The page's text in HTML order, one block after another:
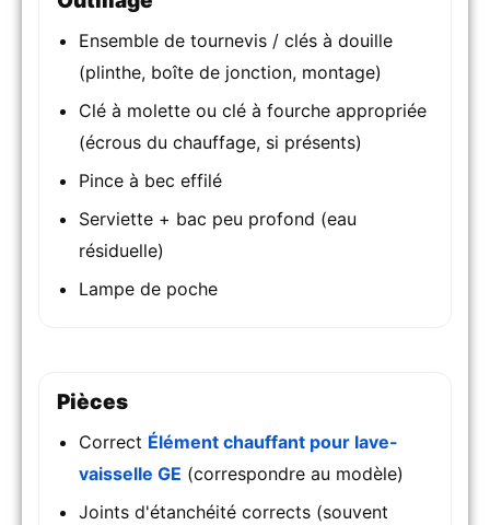
Ensemble de tournevis / clés à douille
(plinthe, boîte de jonction, montage)
Clé à molette ou clé à fourche appropriée
(écrous du chauffage, si présents)
Pince à bec effilé
Serviette + bac peu profond (eau
résiduelle)
Lampe de poche
Pièces
Correct Élément chauffant pour lave-
vaisselle GE (correspondre au modèle)
Joints d'étanchéité corrects (souvent